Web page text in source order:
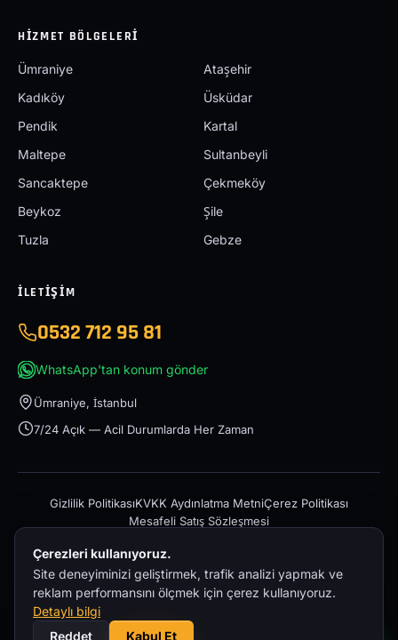
HIZMET BÖLGELERI
Ümraniye
Ataşehir
Kadıköy
Üsküdar
Pendik
Kartal
Maltepe
Sultanbeyli
Sancaktepe
Çekmeköy
Beykoz
Şile
Tuzla
Gebze
İLETIŞIM
0532 712 95 81
WhatsApp'tan konum gönder
Ümraniye, İstanbul
7/24 Açık — Acil Durumlarda Her Zaman
Gizlilik PolitikasıKVKK Aydınlatma MetniÇerez Politikası
Mesafeli Satış Sözleşmesi
© 2026 İstanbul Acil Oto Çekici – 0532 712 95 81 — Tüm hakları
saklıdır.
Çerezleri kullanıyoruz.
Site deneyiminizi geliştirmek, trafik analizi yapmak ve
reklam performansını ölçmek için çerez kullanıyoruz.
Detaylı bilgi
Reddet
Kabul Et